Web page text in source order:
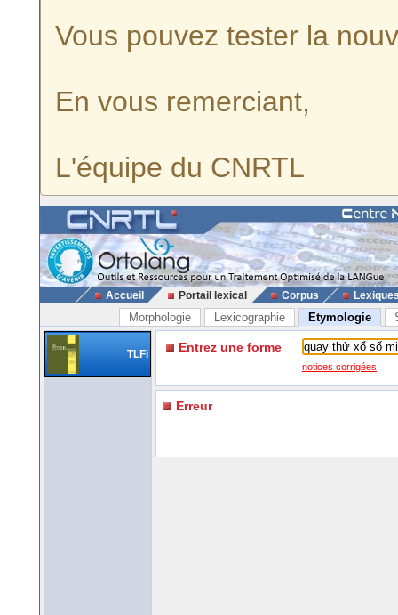
Vous pouvez tester la
En vous remerciant,
L'équipe du CNRTL
Accueil Portail lexical Corpus
Morphologie Lexicographie Etymologie
TLFi Entrez une forme
notices corrigées
Erreur